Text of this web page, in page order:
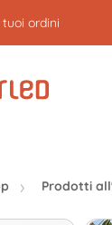
tuoi ordini
Prodotti